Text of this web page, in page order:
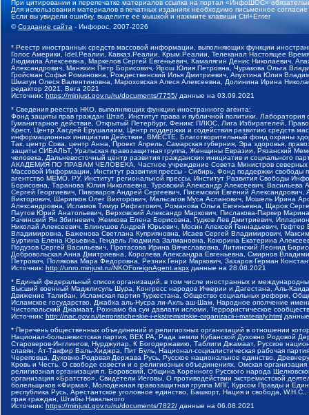
При цитировании и перепечатке материалов ссылка на портал «ИнфоШОС»
Для использования материалов в печатных изданиях необходимо письменное
Если вы увидели ошибку, выделите ее мышкой и нажмите клавиши Ctrl+Enter
©Создание сайта - Инфорос, 2007-2026
* Реестр иностранных средств массовой информации, выполняющих функции
Голос Америки, Idel.Реалии, Кавказ.Реалии, Крым.Реалии, Телеканал Настоящее
Людмила Алексеевна, Маркелов Сергей Евгеньевич, Камалягин Денис Николаевич,
Александрович, Маняхин Петр Борисович, Ярош Юлия Петровна, Чуракова Ольга
Гройсман Софья Романовна, Рождественский Илья Дмитриевич, Апухтина Юлия
Шмагун Олеся Валентиновна, Мароховская Алеся Алексеевна, Долинина Ирина
редактор 2021, Вега 2021
Источник: https://minjust.gov.ru/ru/documents/7755/ данные на 03.09.2021
* Сведения реестра НКО, выполняющих функции иностранного агента:
Фонд защиты прав граждан Штаб, Институт права и публичной политики,
Гуманитарное действие, Открытый Петербург, Феникс ПЛЮС, Лига Избирателей,
Крест, Центр Хасдей Ерушалаим, Центр поддержки и содействия развитию средств
информационных инициатив Действие, ВМЕСТЕ, Благотворительный фонд охраны
Так, центр Сова, центр Анна, Проект Апрель, Самарская губерния, Эра здоровья,
защиты СИБАЛЬТ, Уральская правозащитная группа, Женщины Евразии, Рязанский
человека, Дальневосточный центр развития гражданских инициатив и социального
АКАДЕМИЯ ПО ПРАВАМ ЧЕЛОВЕКА, Частное учреждение Совета Министров северных
Массовой Информации, Институт развития прессы - Сибирь, Фонд поддержки
агентство МЕМО. РУ, Институт региональной прессы, Институт Развития Свободы
Борисовна, Таранова Юлия Николаевна, Туровский Александр Алексеевич,
Сергей Георгиевич, Пивоваров Андрей Сергеевич, Писемский Евгений
Викторович, Шарипков Олег Викторович, Мальсагов Муса Асланович, Мошель Ирина
Александровна, Исламов Тимур Рифгатович, Романова Ольга Евгеньевна, Щаров
Паутов Юрий Анатольевич, Верховский Александр Маркович, Пислакова-Паркер
Рачинский Ян Збигневич, Жемкова Елена Борисовна, Гудков Лев Дмитриевич,
Николай Алексеевич, Блинушов Андрей Юрьевич, Мосин Алексей Геннадьевич,
Владимировна, Баженова Светлана Куприяновна, Исаев Сергей Владимирович,
Буртина Елена Юрьевна, Гендель Людмила Залмановна, Кокорина Екатерина
Подузов Сергей Васильевич, Протасова Ирина Вячеславовна, Литинский Леонид
Добровольская Анна Дмитриевна, Королева Александра Евгеньевна, Смирнов
Петрович, Полякова Мара Федоровна, Резник Генри Маркович, Захаров Герман
Источник: http://unro.minjust.ru/NKOForeignAgent.aspx данные на 28.08.2021
* Единый федеральный список организаций, в том числе иностранных и
Высший военный Маджлисуль Шура, Конгресс народов Ичкерии и Дагестана, Аль-
Движение Талибан, Исламская партия Туркестана, Общество социальных реформ,
Исламское государство, Джабха аль-Нусра ли-Ахль аш-Шам, Народное ополчение
Чистопольский Джамаат, Рохнамо ба суи давлати исломи, Террористическое
Источник: http://nac.gov.ru/terroristicheskie-i-ekstremistskie-organizacii-i-materialy.html
* Перечень общественных объединений и религиозных организаций в отношении
Национал-большевистская партия, ВЕК РА, Рада земли Кубанской Духовно Родовой
Староверов-Инглингов, Нурджулар, К Богодержавию, Таблиги Джамаат, Русское
славян, Ат-Такфир Валь-Хиджра, Пит Буль, Национал-социалистическая рабочая
Череповца, Духовно-Родовая Держава Русь, Русское национальное единство,
Кровь и Честь, О свободе совести и о религиозных объединениях, Омская
религиозная организация п. Боровский, Община Коренного Русского народа
организация «Братство», Свидетели Иеговы, О противодействии экстремистской
болельщиков «Фирма», Молодежная правозащитная группа МПГ, Курсом Правды и
республика Русь, Арестантское уголовное единство, Башкорт, Нация и свобода,
прав граждан, Штабы Навального
Источник: https://minjust.gov.ru/ru/documents/7822/ данные на 06.08.2021